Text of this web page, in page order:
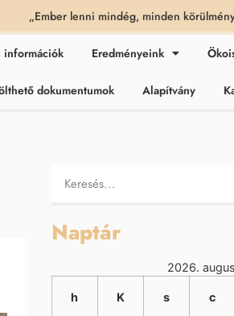
„Ember lenni mindég, minden
információk Eredményeink
dokumentumok Alapítvány
Naptár
2026.
h K s c